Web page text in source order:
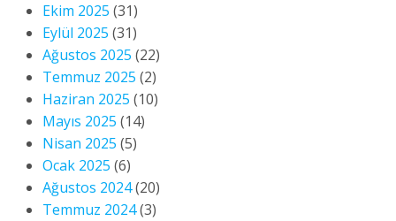
Ekim 2025 (31)
Eylül 2025 (31)
Ağustos 2025 (22)
Temmuz 2025 (2)
Haziran 2025 (10)
Mayıs 2025 (14)
Nisan 2025 (5)
Ocak 2025 (6)
Ağustos 2024(20)
Temmuz 2024(3)